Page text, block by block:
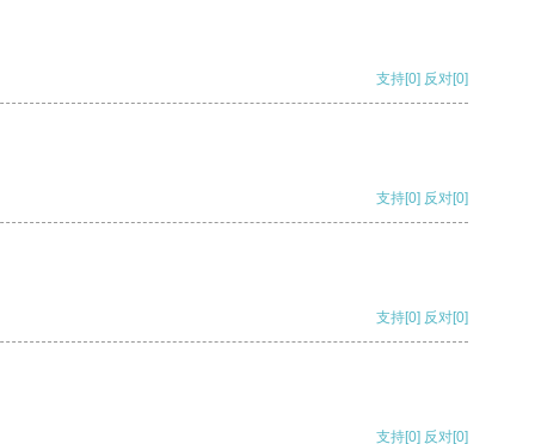
支持[0] 反对[0]
支持[0] 反对[0]
支持[0] 反对[0]
支持[0] 反对[0]